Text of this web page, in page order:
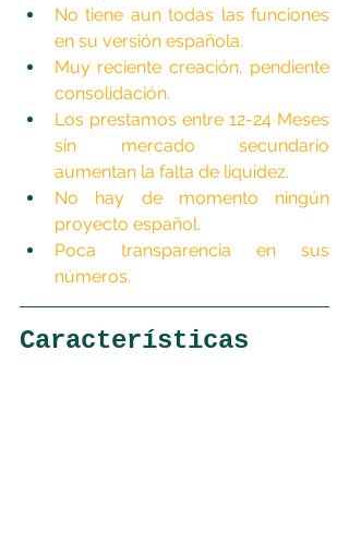
No tiene aun todas las funciones
en su versión española.
Muy reciente creación, pendiente
consolidación.
Los prestamos entre 12-24 Meses
sin mercado secundario
aumentan la falta de liquidez.
No hay de momento ningún
proyecto español.
Poca transparencia en sus
números.
Características